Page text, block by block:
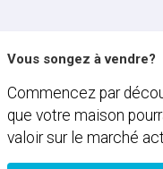
Vous songez à vendre?
Commencez par
que votre maison
valoir sur le marché